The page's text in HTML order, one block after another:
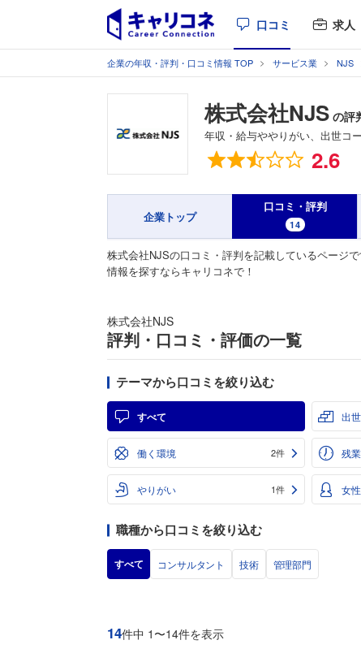
口コミ 求人
企業の年収・評判・口コミ情報 TOP サービス業 NJS
株式会社NJS の評
年収・給与ややりがい、出世コ
総合評価 2.6
企業トップ
口コミ・評判
14
株式会社NJSの口コミ・評判を記載しているページ
情報を探すならキャリコネで！
株式会社NJS
評判・口コミ・評価の一覧
テーマから口コミを絞り込む
すべて 出世
働く環境 2件 残
やりがい 1件 女
職種から口コミを絞り込む
すべて コンサルタント 技術 管理部門
14件中 1〜14件を表示